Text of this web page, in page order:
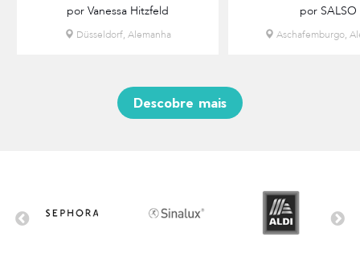
por Vanessa Hitzfeld
Düsseldorf, Alemanha
por SALSO
Aschafemburgo,
Descobre mais